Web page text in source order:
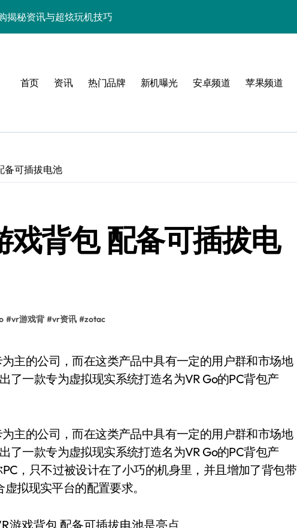
揭秘资讯与超炫玩机技巧
亮点，代购速递抢先知！
点速览+超实用技巧大放送！
点配置，一文速览！
新机亮点玩法全攻略
革新，代购抢先揭秘！
特色功能，抢先看！
首页 资讯 热门品牌 新机曝光 安卓频道 苹果频道
备可插拔电池
背包 配备可插拔电
#vr游戏背 #vr资讯 #zotac
了一款专为虚拟现实系统打造名为VR Go的PC背包产
主的公司，而在这类产品中具有一定的用户群和市场地
了一款专为虚拟现实系统打造名为VR Go的PC背包产
，只不过被设计在了小巧的机身里，并且增加了背包带
拟现实平台的配置要求。